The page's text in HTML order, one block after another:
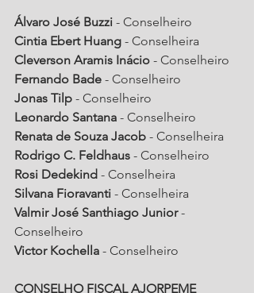
Álvaro José Buzzi - Conselheiro
Cintia Ebert Huang - Conselheira
Cleverson Aramis Inácio - Conselheiro
Fernando Bade - Conselheiro
Jonas Tilp - Conselheiro
Leonardo Santana - Conselheiro
Renata de Souza Jacob - Conselheira
Rodrigo C. Feldhaus - Conselheiro
Rosi Dedekind - Conselheira
Silvana Fioravanti - Conselheira
Valmir José Santhiago Junior -
Conselheiro
Victor Kochella - Conselheiro
CONSELHO FISCAL AJORPEME